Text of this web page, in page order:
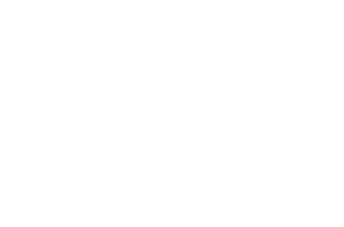
Všechny texty a fotografie u produktů